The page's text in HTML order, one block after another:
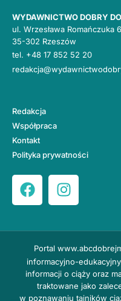
WYDAWNICTWO DOBRY
ul. Wrzesława Romańczuka 6
35-302 Rzeszów
tel. +48 17 852 52 20
Redakcja
Współpraca
Kontakt
Polityka prywatności
Portal
informacyjno-
informacji o ciąży oraz
traktowane jako
w poznawaniu tajników